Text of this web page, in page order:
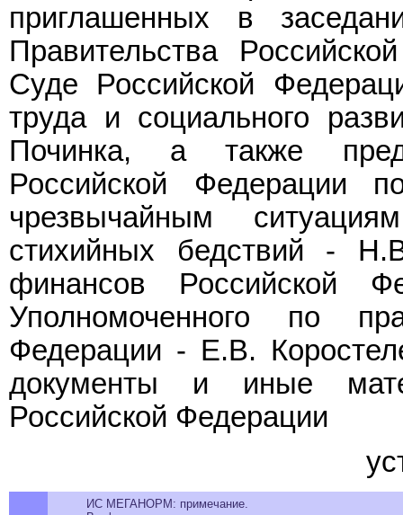
приглашенных в
Правительства
Суде Российской
труда и социального
Починка, а также
Российской Федерации
чрезвычайным
стихийных бедствий -
финансов Российской
Уполномоченного по
Федерации - Е.В.
документы и иные
Российской Федерации
ИС МЕГАНОРМ: примечание.